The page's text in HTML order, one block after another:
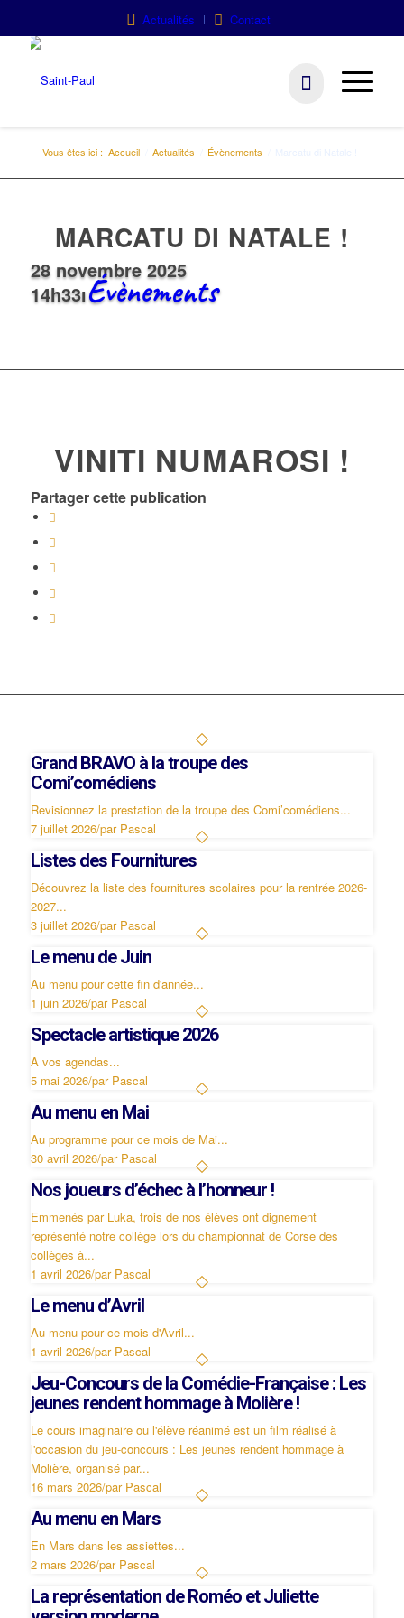
Actualités Contact
Vous êtes ici : Accueil Actualités Évènements
MARCATU DI NATALE !
28 novembre 2025
14h33ıÉvènements
VINITI NUMAROSI !
Partager cette publication
Grand BRAVO à la troupe des
Comi’comédiens
Revisionnez la prestation de la troupe des Comi’comédiens...
7 juillet 2026/par Pascal
Listes des Fournitures
Découvrez la liste des fournitures scolaires pour la rentrée 2026-
2027...
3 juillet 2026/par Pascal
Le menu de Juin
Au menu pour cette fin d'année...
1 juin 2026/par Pascal
Spectacle artistique 2026
A vos agendas...
5 mai 2026/par Pascal
Au menu en Mai
Au programme pour ce mois de Mai...
30 avril 2026/par Pascal
Nos joueurs d’échec à l’honneur !
Emmenés par Luka, trois de nos élèves ont dignement
représenté notre collège lors du championnat de Corse des
collèges à...
1 avril 2026/par Pascal
Le menu d’Avril
Au menu pour ce mois d'Avril...
1 avril 2026/par Pascal
Jeu-Concours de la Comédie-Française : Les
jeunes rendent hommage à Molière !
Le cours imaginaire ou l'élève réanimé est un film réalisé à
l'occasion du jeu-concours : Les jeunes rendent hommage à
Molière, organisé par...
16 mars 2026/par Pascal
Au menu en Mars
En Mars dans les assiettes...
2 mars 2026/par Pascal
La représentation de Roméo et Juliette